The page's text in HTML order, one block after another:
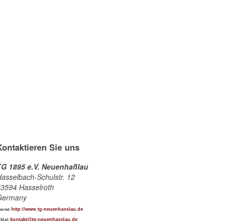
Sie uns
1895 e.V. Neuenhaßlau
Schulstr. 12
Hasselroth
http://www.tg-neuenhasslau.de
Mail: kontakt@tg-neuenhasslau.de